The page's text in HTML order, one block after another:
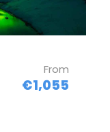
From
€1,055